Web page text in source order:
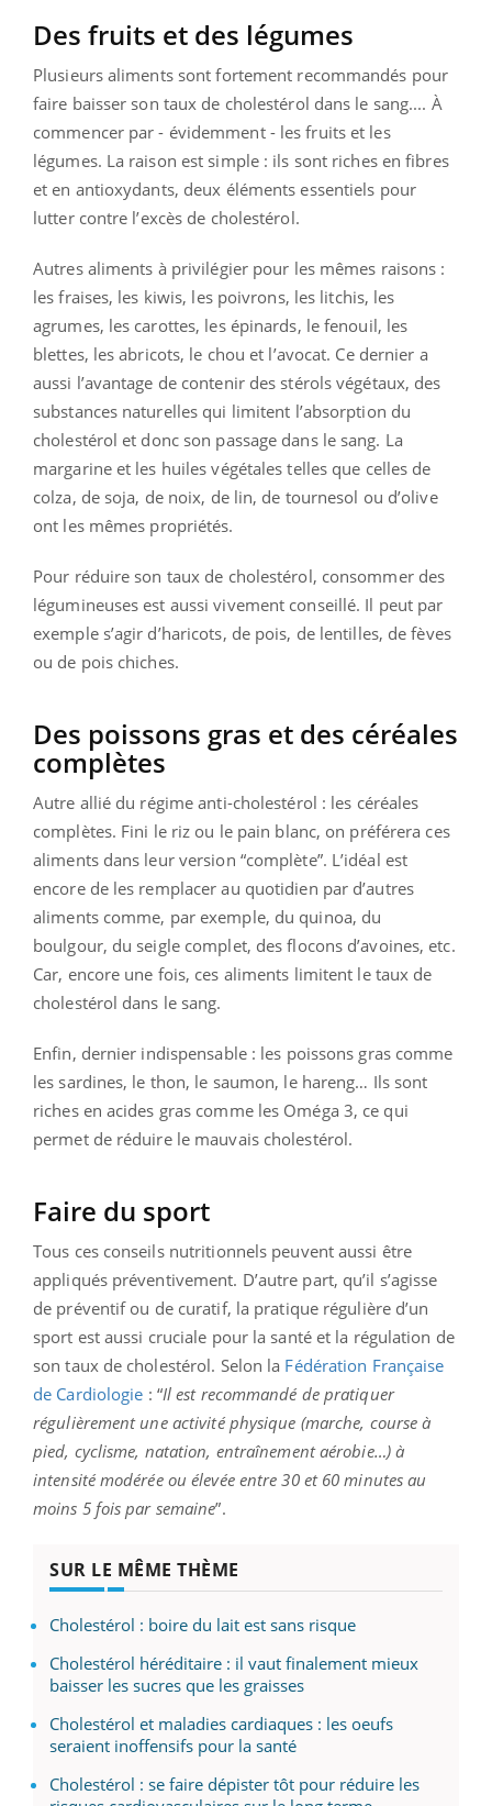
Des fruits et des légumes
Plusieurs aliments sont fortement recommandés pour
faire baisser son taux de cholestérol dans le sang.... À
commencer par - évidemment - les fruits et les
légumes. La raison est simple : ils sont riches en fibres
et en antioxydants, deux éléments essentiels pour
lutter contre l’excès de cholestérol.
Autres aliments à privilégier pour les mêmes raisons :
les fraises, les kiwis, les poivrons, les litchis, les
agrumes, les carottes, les épinards, le fenouil, les
blettes, les abricots, le chou et l’avocat. Ce dernier a
aussi l’avantage de contenir des stérols végétaux, des
substances naturelles qui limitent l’absorption du
cholestérol et donc son passage dans le sang. La
margarine et les huiles végétales telles que celles de
colza, de soja, de noix, de lin, de tournesol ou d’olive
ont les mêmes propriétés.
Pour réduire son taux de cholestérol, consommer des
légumineuses est aussi vivement conseillé. Il peut par
exemple s’agir d’haricots, de pois, de lentilles, de fèves
ou de pois chiches.
Des poissons gras et des céréales
complètes
Autre allié du régime anti-cholestérol : les céréales
complètes. Fini le riz ou le pain blanc, on préférera ces
aliments dans leur version “complète”. L’idéal est
encore de les remplacer au quotidien par d’autres
aliments comme, par exemple, du quinoa, du
boulgour, du seigle complet, des flocons d’avoines, etc.
Car, encore une fois, ces aliments limitent le taux de
cholestérol dans le sang.
Enfin, dernier indispensable : les poissons gras comme
les sardines, le thon, le saumon, le hareng… Ils sont
riches en acides gras comme les Oméga 3, ce qui
permet de réduire le mauvais cholestérol.
Faire du sport
Tous ces conseils nutritionnels peuvent aussi être
appliqués préventivement. D’autre part, qu’il s’agisse
de préventif ou de curatif, la pratique régulière d’un
sport est aussi cruciale pour la santé et la régulation de
son taux de cholestérol. Selon la Fédération Française
de Cardiologie : “Il est recommandé de pratiquer
régulièrement une activité physique (marche, course à
pied, cyclisme, natation, entraînement aérobie…) à
intensité modérée ou élevée entre 30 et 60 minutes au
moins 5 fois par semaine”.
SUR LE MÊME THÈME
Cholestérol : boire du lait est sans risque
Cholestérol héréditaire : il vaut finalement mieux
baisser les sucres que les graisses
Cholestérol et maladies cardiaques : les oeufs
seraient inoffensifs pour la santé
Cholestérol : se faire dépister tôt pour réduire les